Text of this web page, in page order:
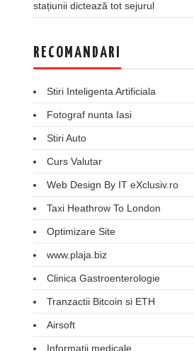
stațiunii dictează tot sejurul
RECOMANDARI
Stiri Inteligenta Artificiala
Fotograf nunta Iasi
Stiri Auto
Curs Valutar
Web Design By IT eXclusiv.ro
Taxi Heathrow To London
Optimizare Site
www.plaja.biz
Clinica Gastroenterologie
Tranzactii Bitcoin si ETH
Airsoft
Informatii medicale